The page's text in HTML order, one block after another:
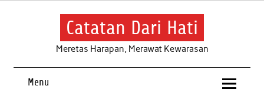
Skip
Catatan Dari Hati
Meretas Harapan, Merawat Kewarasan
Menu